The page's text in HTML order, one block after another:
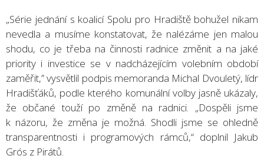
„Série jednání s koalicí Spolu pro Hradiště bohužel nikam
nevedla a musíme konstatovat, že nalézáme jen malou
shodu, co je třeba na činnosti radnice změnit a na jaké
priority i investice se v nadcházejícím volebním období
zaměřit,” vysvětlil podpis memoranda Michal Dvouletý, lídr
Hradišťáků, podle kterého komunální volby jasně ukázaly,
že občané touží po změně na radnici. „Dospěli jsme
k názoru, že změna je možná. Shodli jsme se ohledně
transparentnosti i programových rámců,“ doplnil Jakub
Grós z Pirátů.